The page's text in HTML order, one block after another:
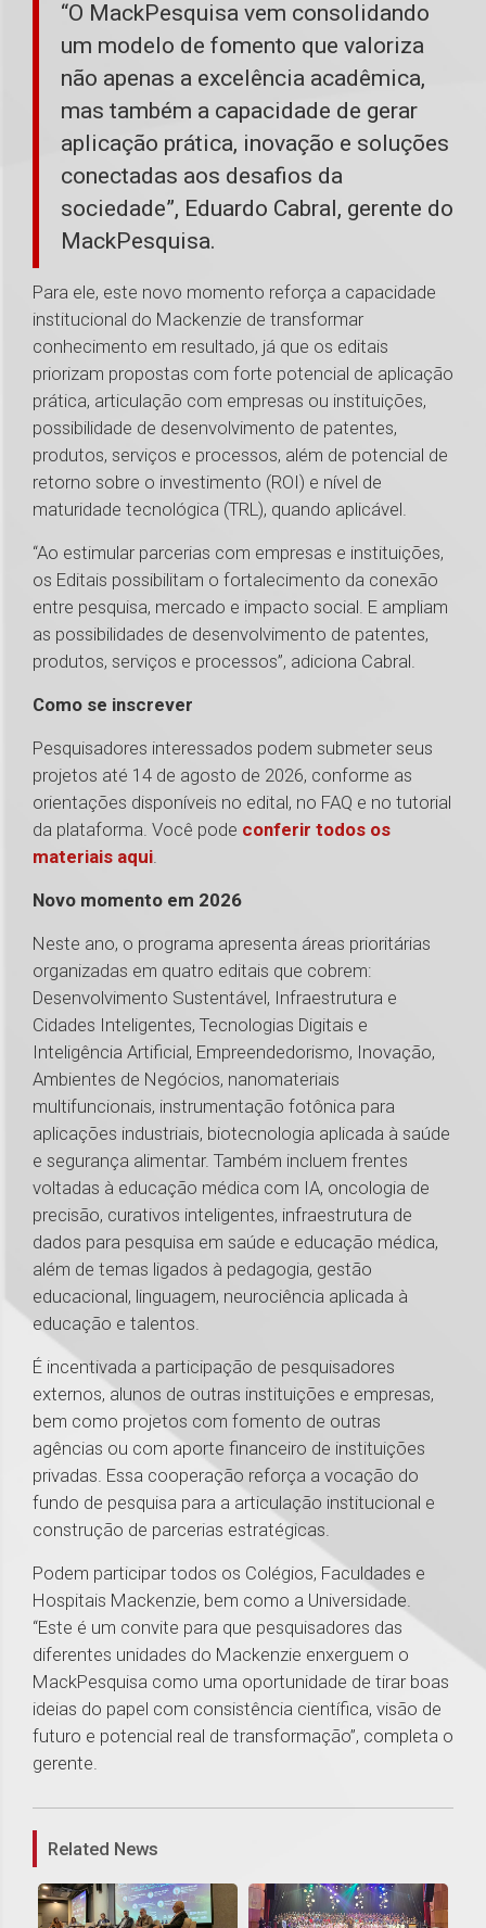
“O MackPesquisa vem consolidando
um modelo de fomento que valoriza
não apenas a excelência acadêmica,
mas também a capacidade de gerar
aplicação prática, inovação e soluções
conectadas aos desafios da
sociedade”, Eduardo Cabral, gerente do
MackPesquisa.
Para ele, este novo momento reforça a capacidade
institucional do Mackenzie de transformar
conhecimento em resultado, já que os editais
priorizam propostas com forte potencial de aplicação
prática, articulação com empresas ou instituições,
possibilidade de desenvolvimento de patentes,
produtos, serviços e processos, além de potencial de
retorno sobre o investimento (ROI) e nível de
maturidade tecnológica (TRL), quando aplicável.
“Ao estimular parcerias com empresas e instituições,
os Editais possibilitam o fortalecimento da conexão
entre pesquisa, mercado e impacto social. E ampliam
as possibilidades de desenvolvimento de patentes,
produtos, serviços e processos”, adiciona Cabral.
Como se inscrever
Pesquisadores interessados podem submeter seus
projetos até 14 de agosto de 2026, conforme as
orientações disponíveis no edital, no FAQ e no tutorial
da plataforma. Você pode conferir todos os
materiais aqui.
Novo momento em 2026
Neste ano, o programa apresenta áreas prioritárias
organizadas em quatro editais que cobrem:
Desenvolvimento Sustentável, Infraestrutura e
Cidades Inteligentes, Tecnologias Digitais e
Inteligência Artificial, Empreendedorismo, Inovação,
Ambientes de Negócios, nanomateriais
multifuncionais, instrumentação fotônica para
aplicações industriais, biotecnologia aplicada à saúde
e segurança alimentar. Também incluem frentes
voltadas à educação médica com IA, oncologia de
precisão, curativos inteligentes, infraestrutura de
dados para pesquisa em saúde e educação médica,
além de temas ligados à pedagogia, gestão
educacional, linguagem, neurociência aplicada à
educação e talentos.
É incentivada a participação de pesquisadores
externos, alunos de outras instituições e empresas,
bem como projetos com fomento de outras
agências ou com aporte financeiro de instituições
privadas. Essa cooperação reforça a vocação do
fundo de pesquisa para a articulação institucional e
construção de parcerias estratégicas.
Podem participar todos os Colégios, Faculdades e
Hospitais Mackenzie, bem como a Universidade.
“Este é um convite para que pesquisadores das
diferentes unidades do Mackenzie enxerguem o
MackPesquisa como uma oportunidade de tirar boas
ideias do papel com consistência científica, visão de
futuro e potencial real de transformação”, completa o
gerente.
Related News